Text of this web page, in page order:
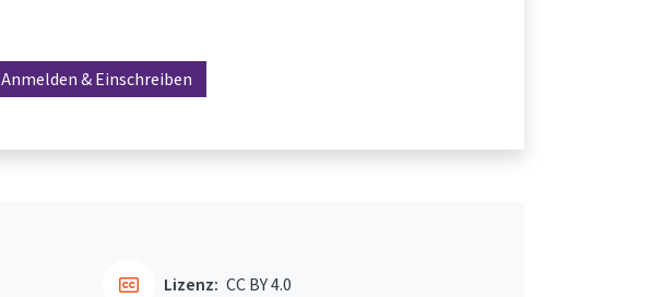
Anmelden & Einschreiben
Lizenz: CC BY 4.0